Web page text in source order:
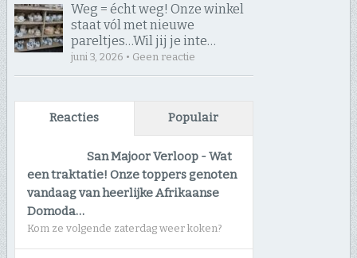
Weg = écht weg! Onze winkel
staat vól met nieuwe
pareltjes… ​Wil jij je inte…
juni 3, 2026 • Geen reactie
Reacties Populair
San Majoor Verloop -Wat
een traktatie! Onze toppers genoten
vandaag van heerlijke Afrikaanse
Domoda…
Kom ze volgende zaterdag weer koken?